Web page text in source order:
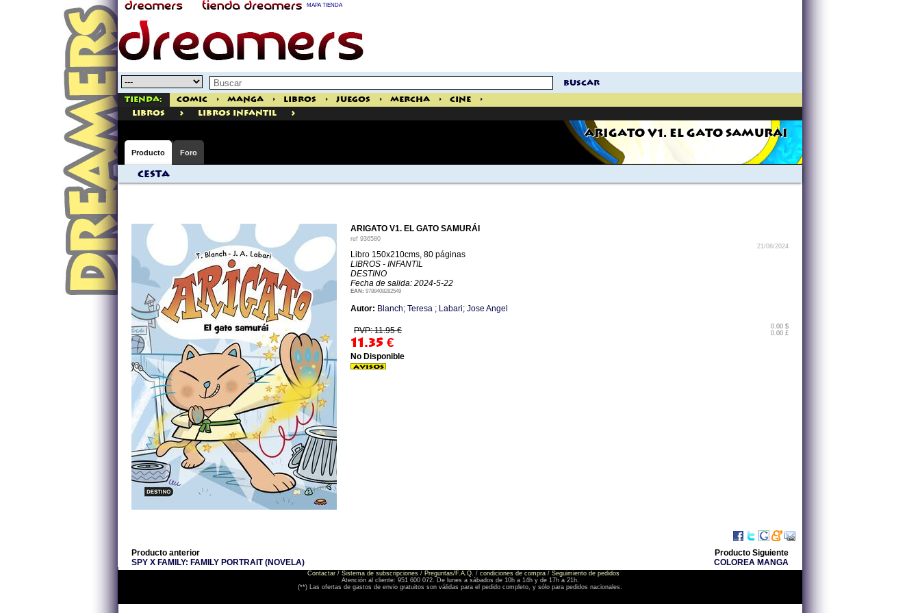
MAPA TIENDA
buscar
Tienda: Comic > Manga > Libros > Juegos > Mercha > Cine
>
libros
> Libros Infantil >
ARIGATO V1. EL GATO SAMURÁI
Producto Foro
Cesta
ARIGATO V1. EL GATO SAMURÁI
ref 936580
21/06/2024
Libro 150x210cms, 80 páginas
LIBROS - INFANTIL
DESTINO
Fecha de salida: 2024-5-22
EAN: 9788408282549
Autor: Blanch; Teresa ; Labari; Jose Angel
PVP: 11.95 €
11.35 €
0.00 $
0.00 £
No Disponible
Producto anterior
SPY X FAMILY: FAMILY PORTRAIT (NOVELA)
Producto Siguiente
COLOREA MANGA
Contactar / Sistema de subscripciones / Preguntas/F.A.Q. / condiciones de compra / Seguimiento de pedidos
Atención al cliente: 951 600 072. De lunes a sábados de 10h a 14h y de 17h a 21h.
(**) Las ofertas de gastos de envio gratuitos son válidas para el pedido completo, y sólo para pedidos nacionales.